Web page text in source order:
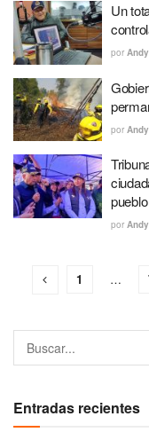
Un
por
por
por
1 …
Entradas recientes